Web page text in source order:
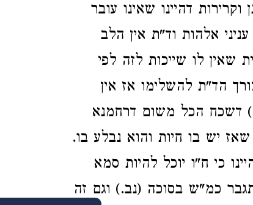
דהיינו שאינו עובר
אלהות וד"ת אין הלב
שאין לו שייכות לזה לפי
הד"ת להשלימו ‏אז אין
) דשכח הכל משום דרחמנא
יש בו חיות והוא נבלע בו.
כי ח"ו יוכל להיות סמא
כמ"ש בסוכה ‏‏(נב.) וגם זה